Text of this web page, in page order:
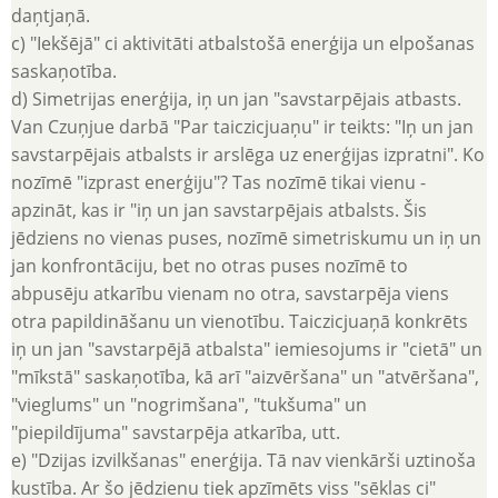
daņtjaņā.
c) "Iekšējā" ci aktivitāti atbalstošā enerģija un elpošanas
saskaņotība.
d) Simetrijas enerģija, iņ un jan "savstarpējais atbasts.
Van Czuņjue darbā "Par taiczicjuaņu" ir teikts: "Iņ un jan
savstarpējais atbalsts ir arslēga uz enerģijas izpratni". Ko
nozīmē "izprast enerģiju"? Tas nozīmē tikai vienu -
apzināt, kas ir "iņ un jan savstarpējais atbalsts. Šis
jēdziens no vienas puses, nozīmē simetriskumu un iņ un
jan konfrontāciju, bet no otras puses nozīmē to
abpusēju atkarību vienam no otra, savstarpēja viens
otra papildināšanu un vienotību. Taiczicjuaņā konkrēts
iņ un jan "savstarpējā atbalsta" iemiesojums ir "cietā" un
"mīkstā" saskaņotība, kā arī "aizvēršana" un "atvēršana",
"vieglums" un "nogrimšana", "tukšuma" un
"piepildījuma" savstarpēja atkarība, utt.
e) "Dzijas izvilkšanas" enerģija. Tā nav vienkārši uztinoša
kustība. Ar šo jēdzienu tiek apzīmēts viss "sēklas ci"